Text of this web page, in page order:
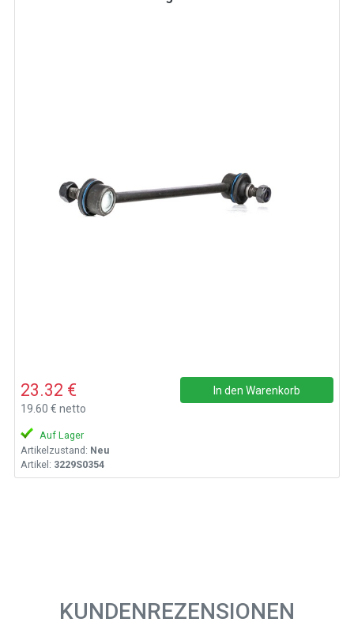
23.32 €
19.60 € netto
In den Warenkorb
Auf Lager
Artikelzustand: Neu
Artikel: 3229S0354
KUNDENREZENSIONEN